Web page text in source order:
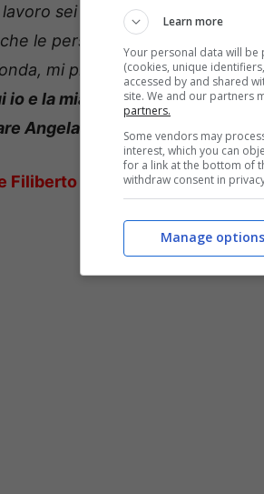
sei brava a racimolare le
le persone capito chi è
mi prendo le mie
io e la mia famiglia ci siamo
Angela “.
Filiberto criticato ad Amici, il
Learn more
Your personal data will
(cookies, unique
accessed by and shared
site. We and our partners
partners.
Some vendors may
interest, which you can
for a link at the bottom of
withdraw consent in
Manage options